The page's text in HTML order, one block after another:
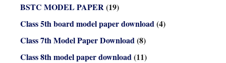
BSTC MODEL PAPER (19)
Class 5th board model paper download (4)
Class 7th Model Paper Download (8)
Class 8th model paper download (11)